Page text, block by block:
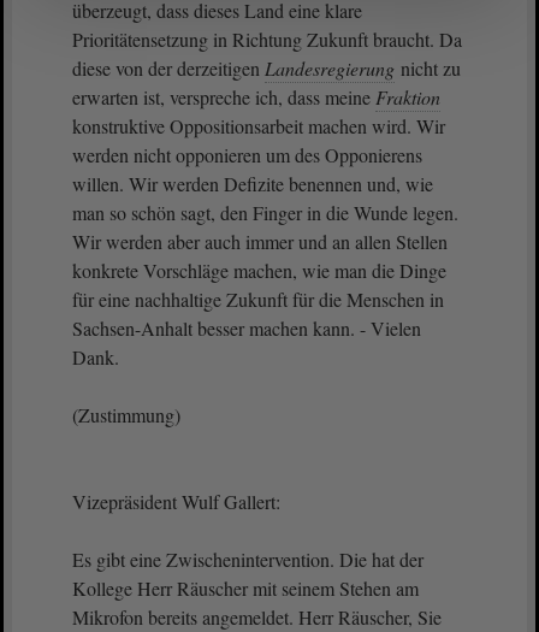
überzeugt, dass dieses Land eine klare
Prioritätensetzung in Richtung Zukunft braucht. Da
diese von der derzeitigen Landesregierung nicht zu
erwarten ist, verspreche ich, dass meine Fraktion
konstruktive Oppositionsarbeit machen wird. Wir
werden nicht opponieren um des Opponierens
willen. Wir werden Defizite benennen und, wie
man so schön sagt, den Finger in die Wunde legen.
Wir werden aber auch immer und an allen Stellen
konkrete Vorschläge machen, wie man die Dinge
für eine nachhaltige Zukunft für die Menschen in
Sachsen-Anhalt besser machen kann. - Vielen
Dank.
(Zustimmung)
Vizepräsident Wulf Gallert:
Es gibt eine Zwischenintervention. Die hat der
Kollege Herr Räuscher mit seinem Stehen am
Mikrofon bereits angemeldet. Herr Räuscher, Sie